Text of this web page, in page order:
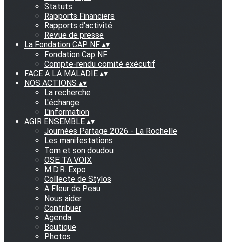
Statuts
Rapports Financiers
Rapports d'activité
Revue de presse
La Fondation CAP NF ▴▾
Fondation Cap NF
Compte-rendu comité exécutif
FACE A LA MALADIE ▴▾
NOS ACTIONS ▴▾
La recherche
L'échange
L'information
AGIR ENSEMBLE ▴▾
Journées Partage 2026 - La Rochelle
Les manifestations
Tom et son doudou
OSE TA VOIX
M.D.R. Expo
Collecte de Stylos
A Fleur de Peau
Nous aider
Contribuer
Agenda
Boutique
Photos